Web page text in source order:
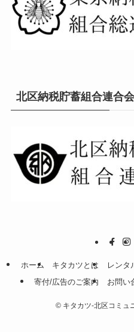
北区納税貯蓄組合連合会
ホーム キタカツとは レンタ
寄付/広告のご案内
お問い
©キタカツ-北区コミュ